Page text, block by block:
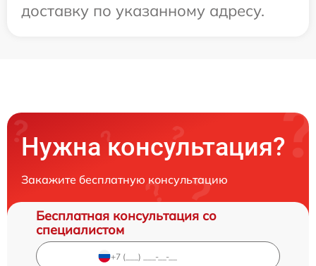
доставку по указанному адресу.
Нужна консультация?
Закажите бесплатную консультацию
Бесплатная консультация со
специалистом